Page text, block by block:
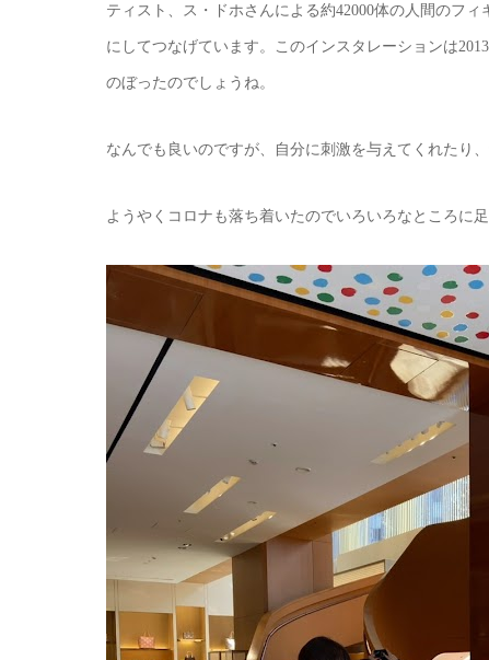
ティスト、ス・ドホさんによる約42000体の人間のフ
にしてつなげています。このインスタレーションは
のぼったのでしょうね。
なんでも良いのですが、自分に刺激を与えてくれたり
ようやくコロナも落ち着いたのでいろいろなところに